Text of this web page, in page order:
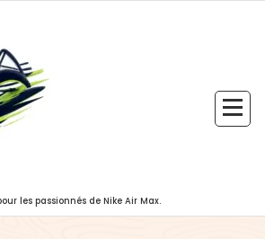
les passionnés de Nike Air Max.